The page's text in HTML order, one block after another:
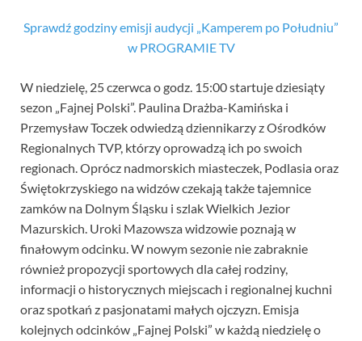
Sprawdź godziny emisji audycji „Kamperem po Południu”
w PROGRAMIE TV
W niedzielę, 25 czerwca o godz. 15:00 startuje dziesiąty
sezon „Fajnej Polski”. Paulina Drażba-Kamińska i
Przemysław Toczek odwiedzą dziennikarzy z Ośrodków
Regionalnych TVP, którzy oprowadzą ich po swoich
regionach. Oprócz nadmorskich miasteczek, Podlasia oraz
Świętokrzyskiego na widzów czekają także tajemnice
zamków na Dolnym Śląsku i szlak Wielkich Jezior
Mazurskich. Uroki Mazowsza widzowie poznają w
finałowym odcinku. W nowym sezonie nie zabraknie
również propozycji sportowych dla całej rodziny,
informacji o historycznych miejscach i regionalnej kuchni
oraz spotkań z pasjonatami małych ojczyzn. Emisja
kolejnych odcinków „Fajnej Polski” w każdą niedzielę o